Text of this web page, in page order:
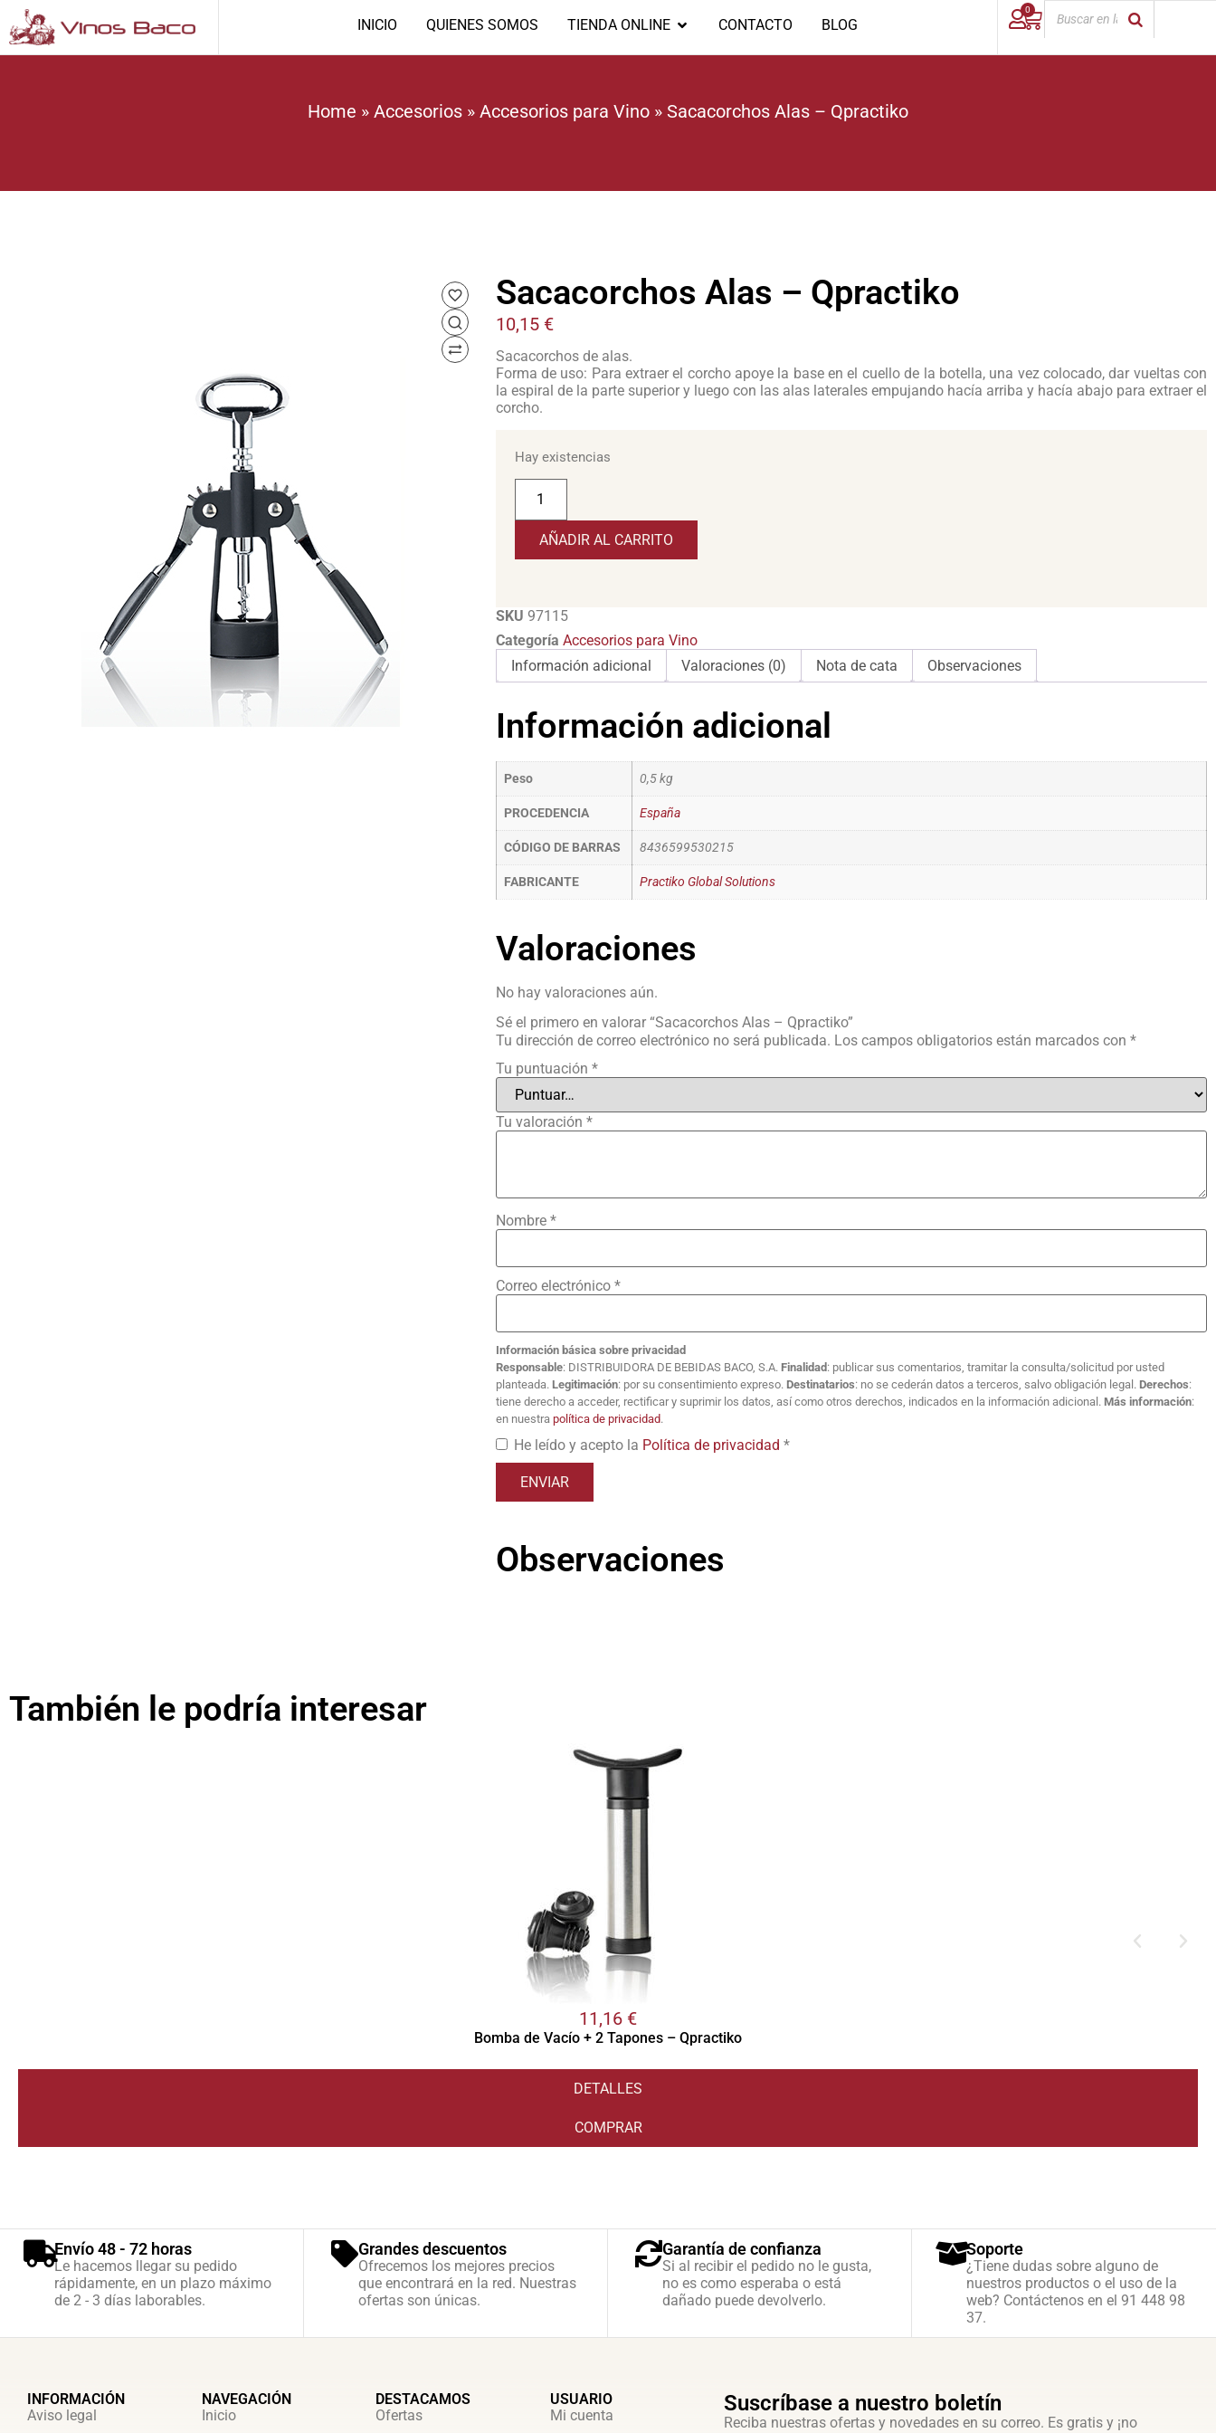
INICIO QUIENES SOMOS TIENDA ONLINE CONTACTO BLOG
0
Home » Accesorios » Accesorios para Vino » Sacacorchos Alas – Qpractiko
Sacacorchos Alas – Qpractiko
10,15 €
Sacacorchos de alas.
Forma de uso: Para extraer el corcho apoye la base en el cuello de la botella, una vez colocado, dar vueltas con
la espiral de la parte superior y luego con las alas laterales empujando hacía arriba y hacía abajo para extraer el
corcho.
Hay existencias
AÑADIR AL CARRITO
SKU 97115
Categoría Accesorios para Vino
Información adicional
Valoraciones (0) Nota de cata Observaciones
Información adicional
Peso 0,5 kg
PROCEDENCIA España
CÓDIGO DE BARRAS 8436599530215
FABRICANTE Practiko Global Solutions
Valoraciones
No hay valoraciones aún.
Sé el primero en valorar “Sacacorchos Alas – Qpractiko”
Tu dirección de correo electrónico no será publicada. Los campos obligatorios están marcados con *
Tu puntuación *
Tu valoración *
Nombre *
Correo electrónico *
Información básica sobre privacidad
Responsable: DISTRIBUIDORA DE BEBIDAS BACO, S.A. Finalidad : publicar sus comentarios, tramitar la consulta/solicitud por usted
planteada. Legitimación: por su consentimiento expreso. Destinatarios: no se cederán datos a terceros, salvo obligación legal. Derechos:
tiene derecho a acceder, rectificar y suprimir los datos, así como otros derechos, indicados en la información adicional. Más información:
en nuestra política de privacidad.
He leído y acepto la Política de privacidad *
Observaciones
También le podría interesar
11,16 €
Bomba de Vacío + 2 Tapones – Qpractiko
DETALLES
COMPRAR
Envío 48 - 72 horas
Le hacemos llegar su pedido
rápidamente, en un plazo máximo
de 2 - 3 días laborables.
Grandes descuentos
Ofrecemos los mejores precios
que encontrará en la red. Nuestras
ofertas son únicas.
Garantía de confianza
Si al recibir el pedido no le gusta,
no es como esperaba o está
dañado puede devolverlo.
Soporte
¿Tiene dudas sobre alguno de
nuestros productos o el uso de la
web? Contáctenos en el 91 448 98
37.
INFORMACIÓN
Aviso legal
NAVEGACIÓN
Inicio
DESTACAMOS
Ofertas
USUARIO
Mi cuenta
Suscríbase a nuestro boletín
Reciba nuestras ofertas y novedades en su correo. Es gratis y ¡no